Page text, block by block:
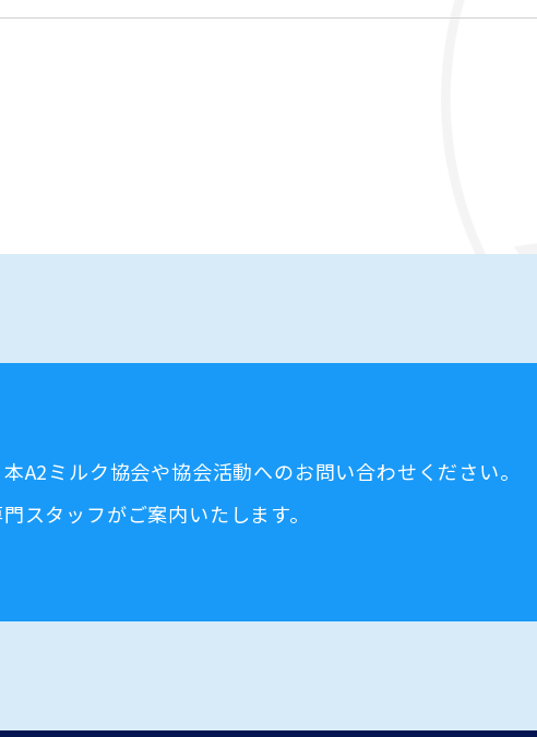
本A2ミルク協会や協会活動へのお問い合わせください。
スタッフがご案内いたします。